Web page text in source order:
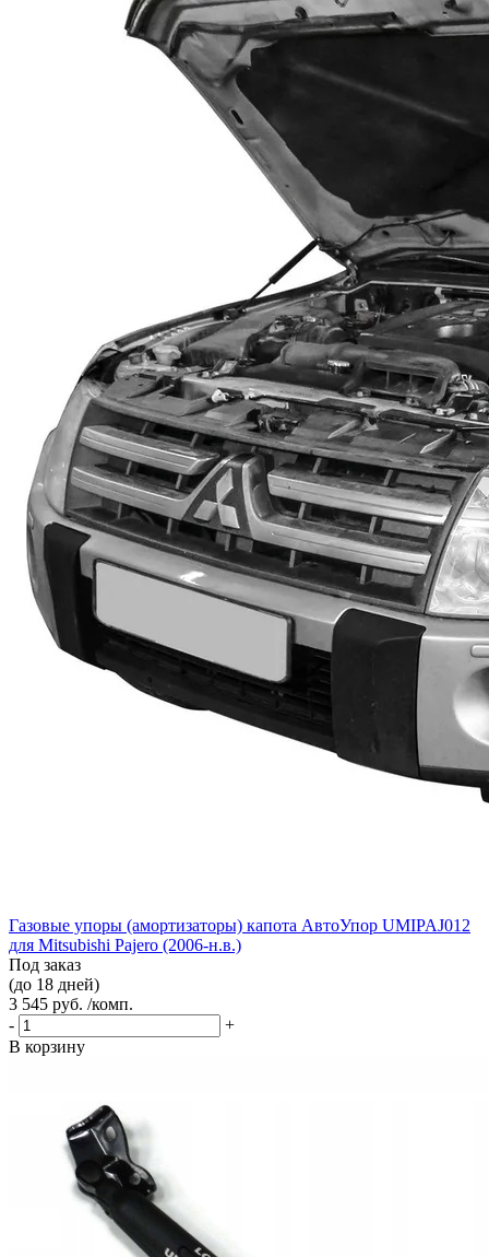
Газовые упоры (амортизаторы) капота АвтоУпор UMIPAJ012
для Mitsubishi Pajero (2006-н.в.)
Под заказ
(до 18 дней)
3 545 руб. /комп.
-
+
В корзину